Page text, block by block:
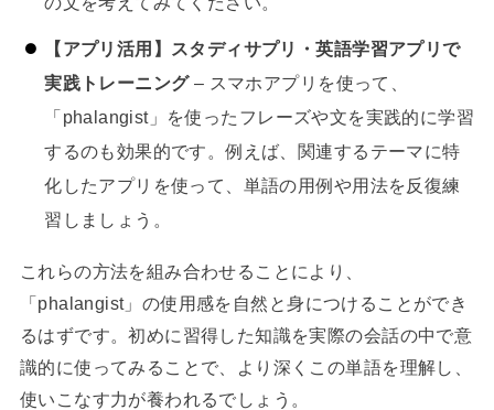
【アプリ活用】スタディサプリ・英語学習アプリで
実践トレーニング– スマホアプリを使って、
「phalangist」を使ったフレーズや文を実践的に学習
するのも効果的です。例えば、関連するテーマに特
化したアプリを使って、単語の用例や用法を反復練
習しましょう。
これらの方法を組み合わせることにより、
「phalangist」の使用感を自然と身につけることができ
るはずです。初めに習得した知識を実際の会話の中で意
識的に使ってみることで、より深くこの単語を理解し、
使いこなす力が養われるでしょう。